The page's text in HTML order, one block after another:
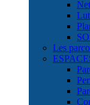
Les